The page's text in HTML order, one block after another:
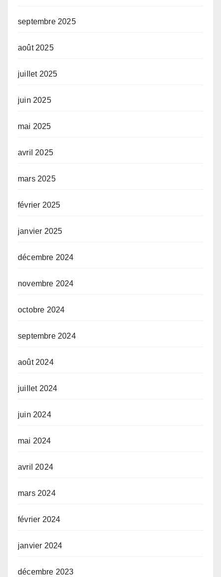
septembre 2025
août 2025
juillet 2025
juin 2025
mai 2025
avril 2025
mars 2025
février 2025
janvier 2025
décembre 2024
novembre 2024
octobre 2024
septembre 2024
août 2024
juillet 2024
juin 2024
mai 2024
avril 2024
mars 2024
février 2024
janvier 2024
décembre 2023